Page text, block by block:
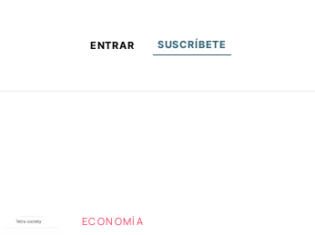
ENTRAR SUSCRÍBETE
ECONOMÍA